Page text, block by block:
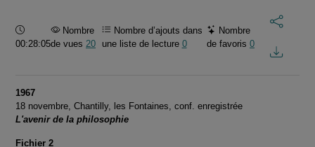
Durée :
00:28:05
Nombre
de vues 20
Nombre d’ajouts dans
une liste de lecture 0
Nombre
de favoris0
1967
18 novembre, Chantilly, les Fontaines, conf. enregistrée
L'avenir de la philosophie
Fichier 2